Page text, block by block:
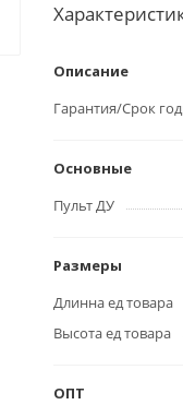
Описание
Гарантия/Срок
Основные
Пульт ДУ
Размеры
Длинна ед товара
Высота ед товара
ОПТ